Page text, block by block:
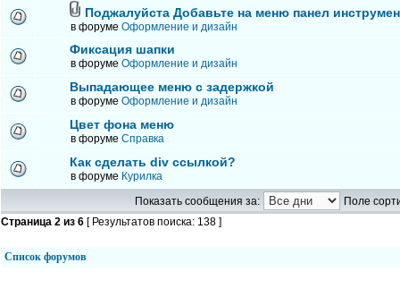
Поджалуйста Добавьте на меню панел
в форуме Оформление и дизайн
Фиксация шапки
в форуме Оформление и дизайн
Выпадающее меню с задержкой
в форуме Оформление и дизайн
Цвет фона меню
в форуме Справка
Как сделать div ссылкой?
в форуме Курилка
Показать сообщения за:
Поле
Страница 2 из 6 [ Результатов поиска: 138 ]
Список форумов